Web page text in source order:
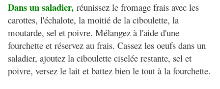
Dans un saladier, réunissez le fromage frais avec les
carottes, l'échalote, la moitié de la ciboulette, la
moutarde, sel et poivre. Mélangez à l'aide d'une
fourchette et réservez au frais. Cassez les oeufs dans un
saladier, ajoutez la ciboulette ciselée restante, sel et
poivre, versez le lait et battez bien le tout à la fourchette.